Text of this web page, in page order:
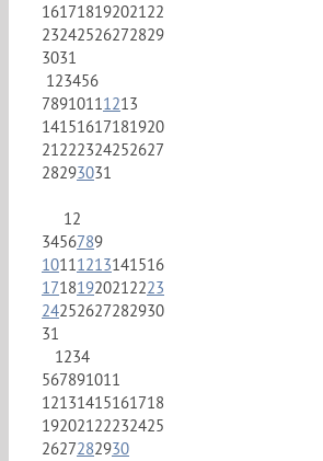
16171819202122
23242526272829
3031
123456
78910111213
14151617181920
21222324252627
28293031
12
3456789
10111213141516
17181920212223
24252627282930
31
1234
567891011
12131415161718
19202122232425
2627282930